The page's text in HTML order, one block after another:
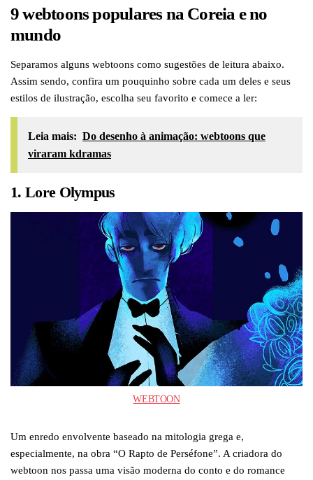
9 webtoons populares na Coreia e no
mundo
Separamos alguns webtoons como sugestões de leitura abaixo.
Assim sendo, confira um pouquinho sobre cada um deles e seus
estilos de ilustração, escolha seu favorito e comece a ler:
Leia mais: Do desenho à animação: webtoons que
viraram kdramas
1. Lore Olympus
WEBTOON
Um enredo envolvente baseado na mitologia grega e,
especialmente, na obra “O Rapto de Perséfone”. A criadora do
webtoon nos passa uma visão moderna do conto e do romance